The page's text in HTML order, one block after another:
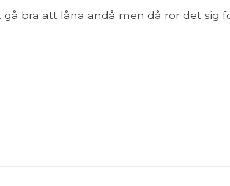
bra att låna ändå men då rör det sig